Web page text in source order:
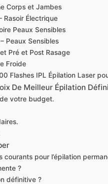
Corps et Jambes
Rasoir Électrique
Peaux Sensibles
Peaux Sensibles
Pré et Post Rasage
Froide
Flashes IPL Épilation Laser
De Meilleur Épilation
votre budget.
pour l’épilation
?
définitive ?